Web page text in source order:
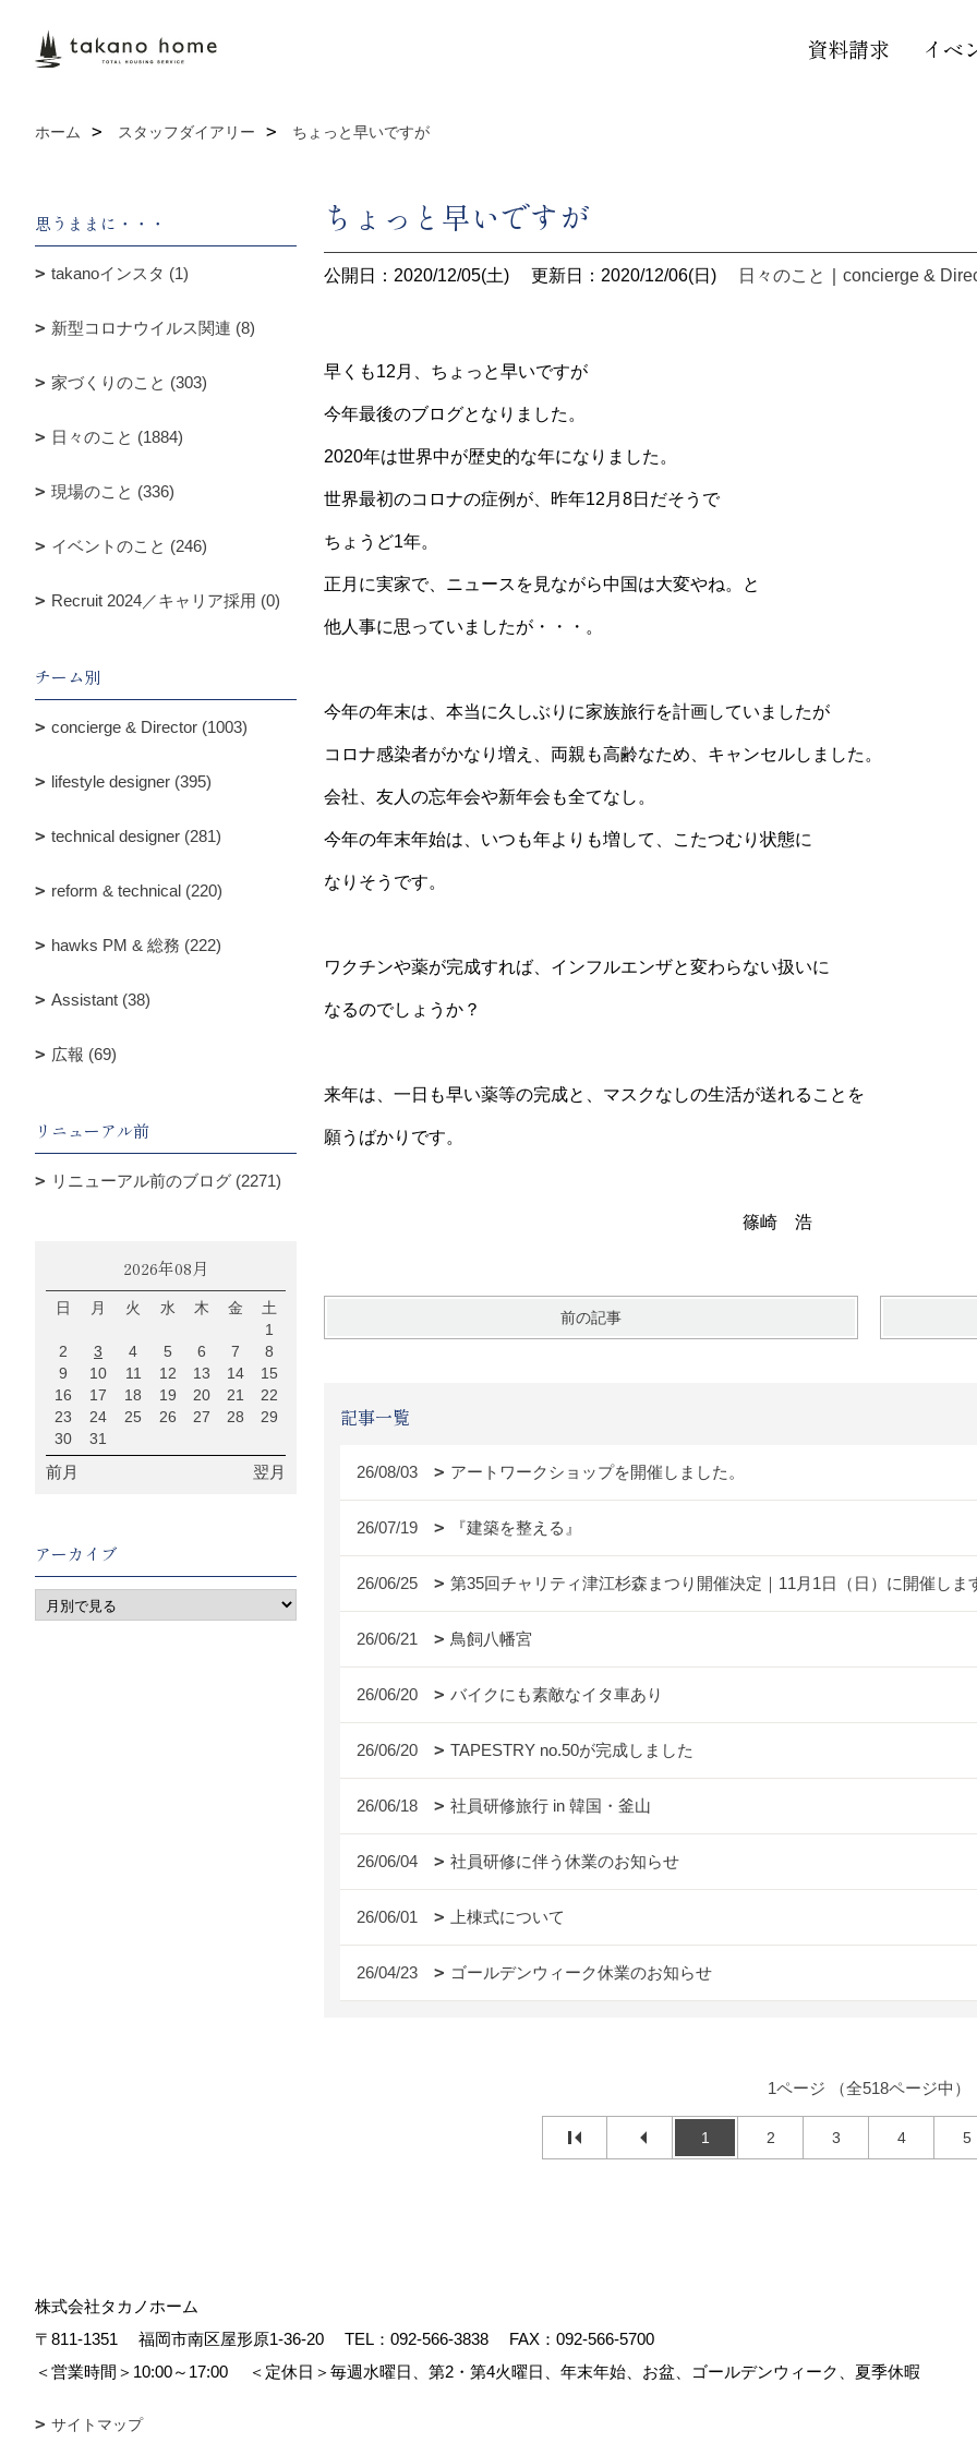
資料請求 イベ
ホーム スタッフダイアリー ちょっと早いですが
ちょっと早いですが
公開日：2020/12/05(土) 更新日：2020/12/06(日) 日々のこと concierge &
早くも12月、ちょっと早いですが
今年最後のブログとなりました。
2020年は世界中が歴史的な年になりました。
世界最初のコロナの症例が、昨年12月8日だそうで
ちょうど1年。
正月に実家で、ニュースを見ながら中国は大変やね。と
他人事に思っていましたが・・・。
今年の年末は、本当に久しぶりに家族旅行を計画していましたが
コロナ感染者がかなり増え、両親も高齢なため、キャンセルしました。
会社、友人の忘年会や新年会も全てなし。
今年の年末年始は、いつも年よりも増して、こたつむり状態に
なりそうです。
ワクチンや薬が完成すれば、インフルエンザと変わらない扱いに
なるのでしょうか？
来年は、一日も早い薬等の完成と、マスクなしの生活が送れることを
願うばかりです。
篠崎 浩
前の記事
記事一覧
26/08/03 アートワークショップを開催しました。
26/07/19 『建築を整える』
26/06/25 第35回チャリティ津江杉森まつり開催決定｜11月1日（日）に開催しま
26/06/21 鳥飼八幡宮
26/06/20 バイクにも素敵なイタ車あり
26/06/20 TAPESTRY no.50が完成しました
26/06/18 社員研修旅行 in 韓国・釜山
26/06/04 社員研修に伴う休業のお知らせ
26/06/01 上棟式について
26/04/23 ゴールデンウィーク休業のお知らせ
1ページ （全518ページ中）
1 2 3 4 5
思うままに・・・
takanoインスタ (1)
新型コロナウイルス関連 (8)
家づくりのこと (303)
日々のこと (1884)
現場のこと (336)
イベントのこと (246)
Recruit 2024／キャリア採用 (0)
チーム別
concierge & Director (1003)
lifestyle designer (395)
technical designer (281)
reform & technical (220)
hawks PM & 総務 (222)
Assistant (38)
広報 (69)
リニューアル前
リニューアル前のブログ (2271)
2026年08月
日 月 火 水 木 金
土
1
2
3 4 5 6 7
8
9
10 11 12 13 14
15
16
17 18 19 20 21
22
23
24 25 26 27 28
29
30
31
前月 翌月
アーカイブ
株式会社タカノホーム
〒811-1351
福岡市南区屋形原1-36-20 TEL： 092-566-3838
FAX：092-566-5700
＜営業時間＞10:00～17:00
＜定休日＞毎週水曜日、第2・第4火曜日、年末年始、お盆、ゴールデンウィーク、夏季休暇
サイトマップ